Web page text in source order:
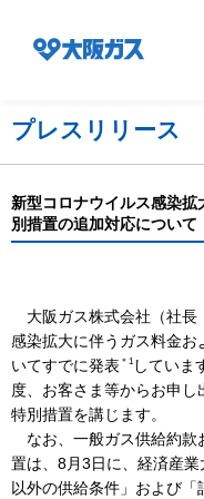
社会貢献
技術開発
サステナビリティ
プレスリリース
新型コロナウイルス感染
別措置の追加対応について
大阪ガス株式会社（社長
感染拡大に伴うガス料金お
いてすでに発表 ＊1 していま
度、お客さま等からお申
特別措置を講じます。
なお、一般ガス供給約款
置は、8月3日に、経済産
以外の供給条件」および